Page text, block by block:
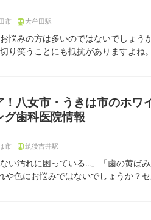
市 大牟田駅
悩みの方は多いのではないでしょう
り笑うことにも抵抗がありますよね
八女市・うきは市のホワ
グ歯科医院情報
市 筑後吉井駅
ない汚れに困っている…」「歯の黄ば
や色にお悩みではないでしょうか？